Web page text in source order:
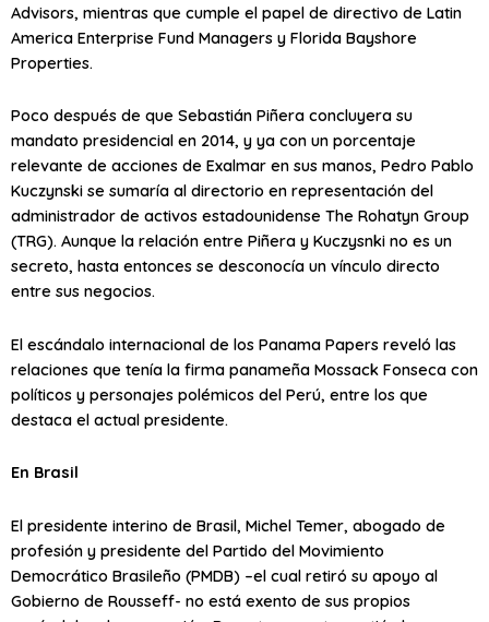
Advisors, mientras que cumple el papel de directivo de Latin
America Enterprise Fund Managers y Florida Bayshore
Properties.
Poco después de que Sebastián Piñera concluyera su
mandato presidencial en 2014, y ya con un porcentaje
relevante de acciones de Exalmar en sus manos, Pedro Pablo
Kuczynski se sumaría al directorio en representación del
administrador de activos estadounidense The Rohatyn Group
(TRG). Aunque la relación entre Piñera y Kuczysnki no es un
secreto, hasta entonces se desconocía un vínculo directo
entre sus negocios.
El escándalo internacional de los Panama Papers reveló las
relaciones que tenía la firma panameña Mossack Fonseca con
políticos y personajes polémicos del Perú, entre los que
destaca el actual presidente.
En Brasil
El presidente interino de Brasil, Michel Temer, abogado de
profesión y presidente del Partido del Movimiento
Democrático Brasileño (PMDB) –el cual retiró su apoyo al
Gobierno de Rousseff- no está exento de sus propios